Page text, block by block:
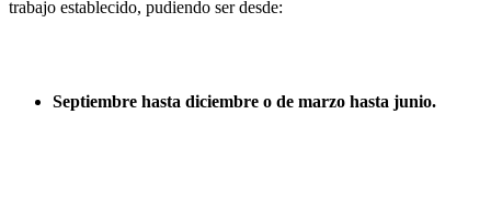
trabajo establecido, pudiendo ser desde:
Septiembre hasta diciembre o de marzo hasta junio.